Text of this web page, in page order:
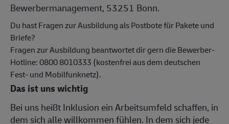
Bewerbermanagement, 53251 Bonn.
Du hast Fragen zur Ausbildung als Postbote für Pakete und
Briefe?
Fragen zur Ausbildung beantwortet dir gern die Bewerber-
Hotline: 0800 8010333 (kostenfrei aus dem deutschen
Fest- und Mobilfunknetz).
Das ist uns wichtig
Bei uns heißt Inklusion ein Arbeitsumfeld schaffen, in
dem sich alle willkommen fühlen. In dem sich jede